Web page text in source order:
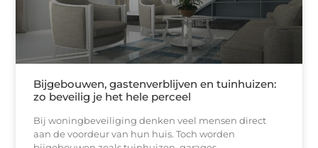
Bijgebouwen, gastenverblijven en tuinhuizen:
zo beveilig je het hele perceel
Bij woningbeveiliging denken veel mensen direct
aan de voordeur van hun huis. Toch worden